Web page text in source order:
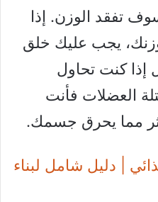
تفقد الوزن. إذا
يجب عليك خلق
إذا كنت تحاول
العضلات فأنت
مما يحرق جسمك.
| دليل شامل لبناء